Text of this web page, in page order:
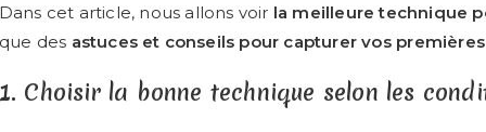
cet article, nous allons voir la meilleure technique
des astuces et conseils pour capturer vos
Choisir la bonne technique selon les